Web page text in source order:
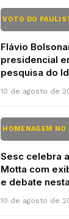
VOTO DO
Flávio
presidencial
pesquisa do
10 de agosto de
HOMENAGEM NO
Sesc celebra
Motta com
e debate
10 de agosto de